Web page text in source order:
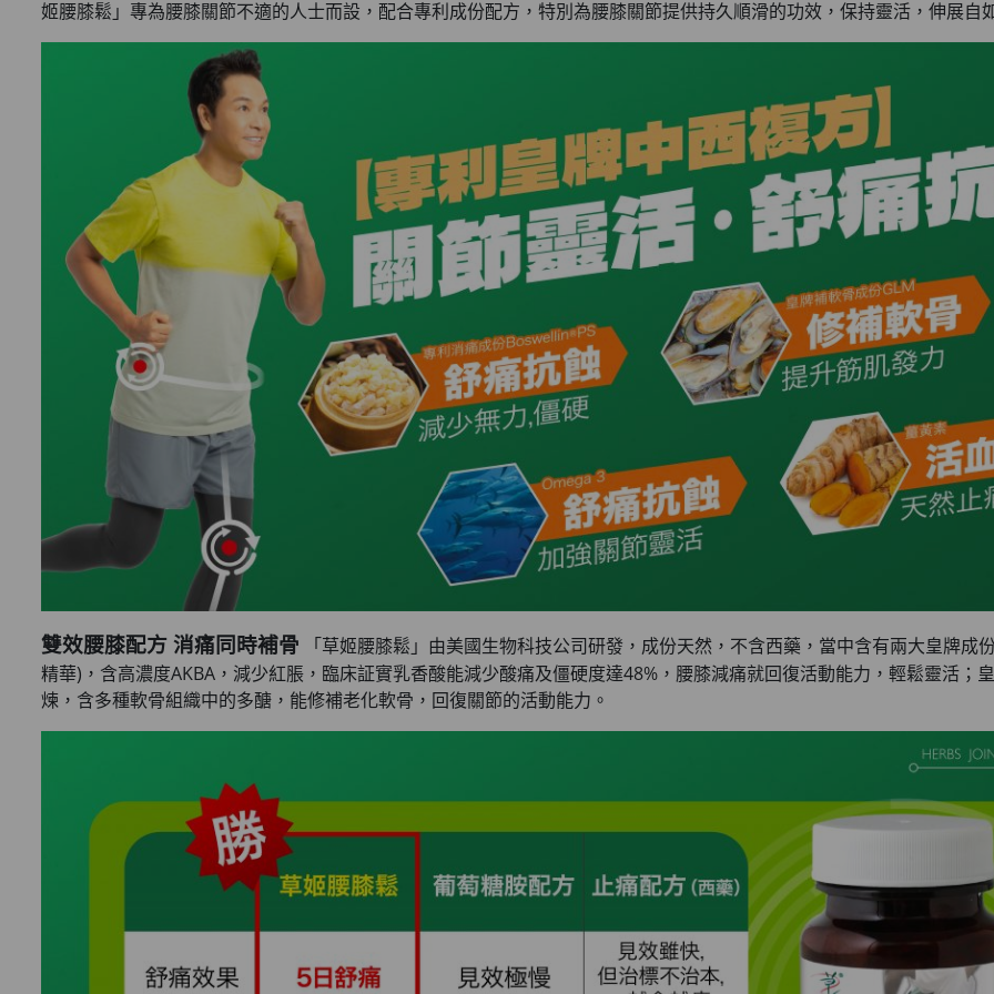
姬腰膝鬆」專為腰膝關節不適的人士而設，配合專利成份配方，特別為腰膝關節提供持久順滑的功效，保持靈活，伸展自
雙效腰膝配方 消痛同時補骨 「草姬腰膝鬆」由美國生物科技公司研發，成份天然，不含西藥，當中含有兩大皇牌
精華)，含高濃度AKBA，減少紅脹，臨床証實乳香酸能減少酸痛及僵硬度達48%，腰膝減痛就回復活動能力，輕鬆靈活；
煉，含多種軟骨組織中的多醣，能修補老化軟骨，回復關節的活動能力。